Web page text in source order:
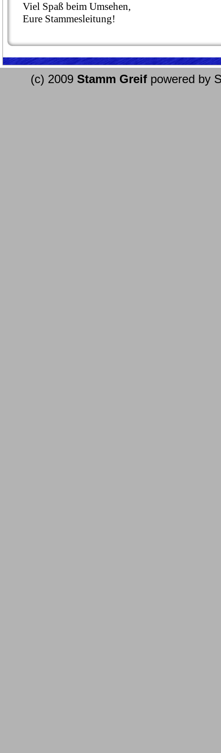
Viel Spaß beim Umsehen,
Eure Stammesleitung!
(c) 2009 Stamm Greif powered by